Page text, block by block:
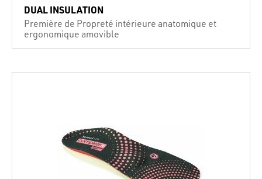
DUAL INSULATION
Première de Propreté intérieure anatomique et
ergonomique amovible